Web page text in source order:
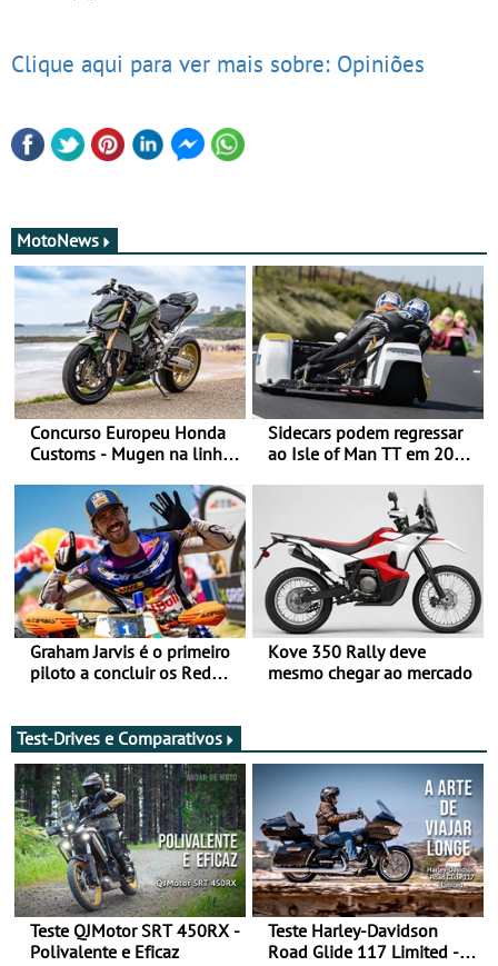
Clique aqui para ver mais sobre: Opiniões
MotoNews
Concurso Europeu Honda
Customs - Mugen na linha
Sidecars podem regressar
ao Isle of Man TT em 2027
Graham Jarvis é o primeiro
piloto a concluir os Red
Kove 350 Rally deve
mesmo chegar ao mercado
Test-Drives e Comparativos
Teste QJMotor SRT 450RX -
Polivalente e Eficaz
Teste Harley-Davidson
Road Glide 117 Limited - A